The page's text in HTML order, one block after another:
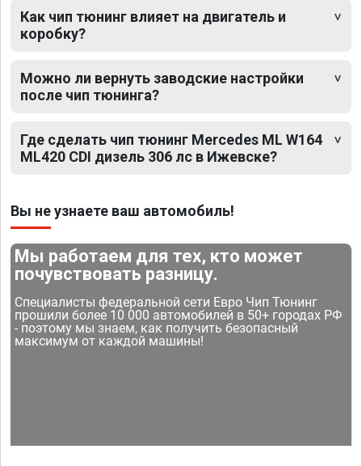
Как чип тюнинг влияет на двигатель и
коробку?
Можно ли вернуть заводские настройки
после чип тюнинга?
Где сделать чип тюнинг Mercedes ML W164
ML420 CDI дизель 306 лс в Ижевске?
Вы не узнаете ваш автомобиль!
Мы работаем для тех, кто может
почувствовать разницу.
Специалисты федеральной сети Евро Чип Тюнинг
прошили более 10 000 автомобилей в 50+ городах РФ
- поэтому мы знаем, как получить безопасный
максимум от каждой машины!